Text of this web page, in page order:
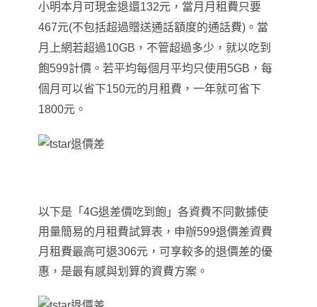
小明本月可現金退還132元，當月月租費只要
467元(不包括超過贈送通話額度的通話費)。當
月上網若超過10GB，不管超過多少，就以吃到
飽599計價。 若平均每個月平均只使用5GB ，每
個月可以省下150元的月租費 ，一年就可省下
1800元 。
以下是「4G退差價吃到飽」各資費不同數據使
用量簡易的月租費試算表 ， 申辦599退價差資費
月租費最高可退306元 ，可享較多的退價差的優
惠 ，是最有感與划算的資費方案 。